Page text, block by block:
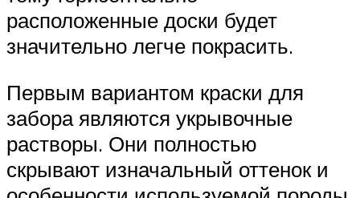
расположенные доски будет
значительно легче покрасить.
Первым вариантом краски для
забора являются укрывочные
растворы. Они полностью
скрывают изначальный оттенок и